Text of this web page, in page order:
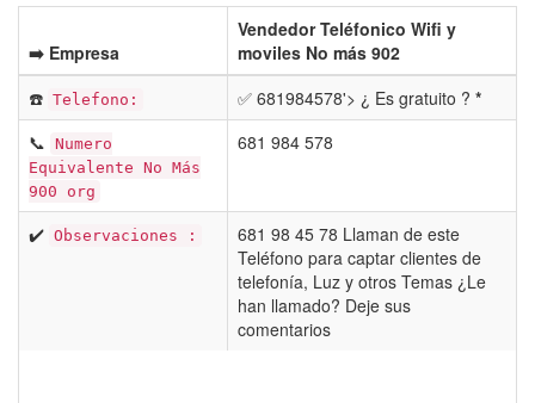
➡️ Empresa
Vendedor Teléfonico Wifi y
moviles No más 902
☎️ Telefono: ✅ 681984578'> ¿ Es gratuito ? *
📞 Numero
Equivalente No Más
900 org
681 984 578
✔️ Observaciones :
681 98 45 78 Llaman de este
Teléfono para captar clientes de
telefonía, Luz y otros Temas ¿Le
han llamado? Deje sus
comentarios